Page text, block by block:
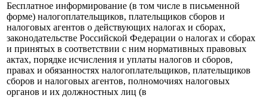
Бесплатное информирование (в том числе в письменной
форме) налогоплательщиков, плательщиков сборов и
налоговых агентов о действующих налогах и сборах,
законодательстве Российской Федерации о налогах и сборах
и принятых в соответствии с ним нормативных правовых
актах, порядке исчисления и уплаты налогов и сборов,
правах и обязанностях налогоплательщиков, плательщиков
сборов и налоговых агентов, полномочиях налоговых
органов и их должностных лиц (в